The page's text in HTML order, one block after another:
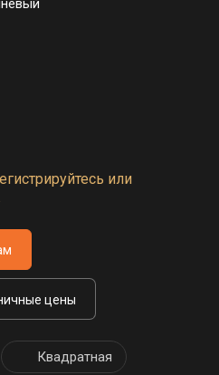
или
цены
Квадратная